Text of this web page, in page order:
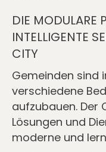
DIE MODULARE
INTELLIGENTE
CITY
Gemeinden sind
verschiedene
aufzubauen. Der
Lösungen und
moderne und